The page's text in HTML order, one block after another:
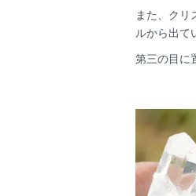
また、ク
ルから出て
第三の目に